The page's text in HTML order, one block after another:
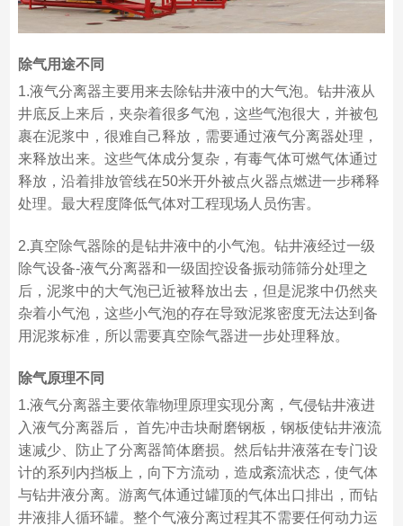
除气用途不同
1.液气分离器主要用来去除钻井液中的大气泡。钻井液从
井底反上来后，夹杂着很多气泡，这些气泡很大，并被包
裹在泥浆中，很难自己释放，需要通过液气分离器处理，
来释放出来。这些气体成分复杂，有毒气体可燃气体通过
释放，沿着排放管线在50米开外被点火器点燃进一步稀释
处理。最大程度降低气体对工程现场人员伤害。
2.真空除气器除的是钻井液中的小气泡。钻井液经过一级
除气设备-液气分离器和一级固控设备振动筛筛分处理之
后，泥浆中的大气泡已近被释放出去，但是泥浆中仍然夹
杂着小气泡，这些小气泡的存在导致泥浆密度无法达到备
用泥浆标准，所以需要真空除气器进一步处理释放。
除气原理不同
1.液气分离器主要依靠物理原理实现分离，气侵钻井液进
入液气分离器后， 首先冲击块耐磨钢板，钢板使钻井液流
速减少、防止了分离器简体磨损。然后钻井液落在专门设
计的系列内挡板上，向下方流动，造成紊流状态，使气体
与钻井液分离。游离气体通过罐顶的气体出口排出，而钻
井液排人循环罐。整个气液分离过程其不需要任何动力运